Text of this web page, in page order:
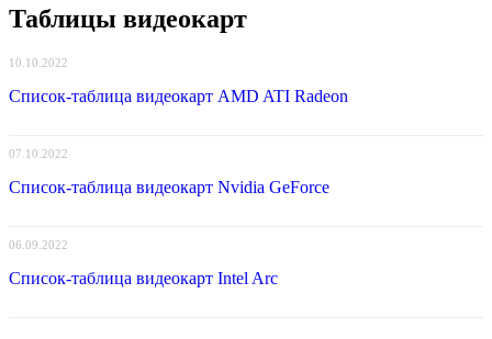
Таблицы видеокарт
10.10.2022
Список-таблица видеокарт AMD ATI Radeon
07.10.2022
Список-таблица видеокарт Nvidia GeForce
06.09.2022
Список-таблица видеокарт Intel Arc